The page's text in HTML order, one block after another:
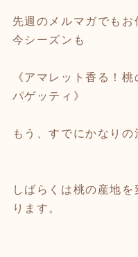
先週のメルマガでもお
今シーズンも
《アマレット香る！
パゲッティ》
もう、すでにかなり
しばらくは桃の産地
ります。